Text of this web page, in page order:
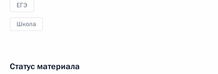
ЕГЭ
Школа
Статус материала